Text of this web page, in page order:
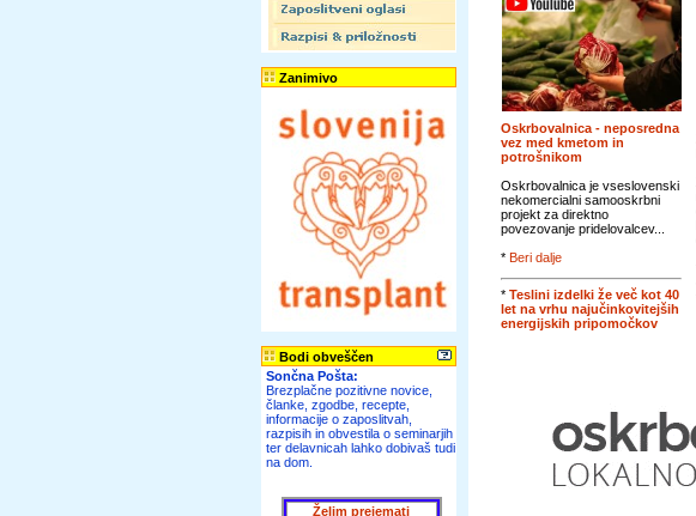
Zanimivo
Bodi obveščen
Sončna Pošta:
Brezplačne pozitivne novice,
članke, zgodbe, recepte,
informacije o zaposlitvah,
razpisih in obvestila o seminarjih
ter delavnicah lahko dobivaš tudi
na dom.
Želim prejemati
Oskrbovalnica - neposredna
vez med kmetom in
potrošnikom
Oskrbovalnica je vseslovenski
nekomercialni samooskrbni
projekt za direktno
povezovanje pridelovalcev...
* Beri dalje
* Teslini izdelki že več kot 40
let na vrhu najučinkovitejših
energijskih pripomočkov